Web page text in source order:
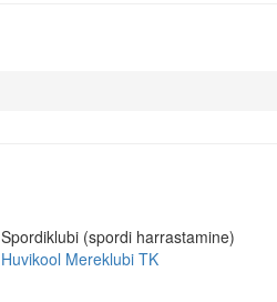
Spordiklubi (spordi harrastamine)
Huvikool Mereklubi TK